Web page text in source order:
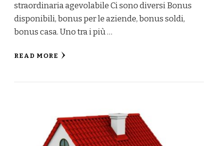
straordinaria agevolabile Ci sono diversi Bonus
disponibili, bonus per le aziende, bonus soldi,
bonus casa. Uno tra i più …
READ MORE